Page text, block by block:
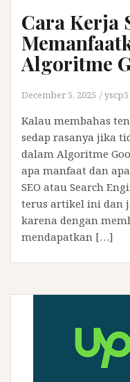
Cara Kerja
Algoritme
December 5, 2025 yscp5
Kalau membahas
sedap rasanya jika
dalam Algoritme
apa manfaat dan
SEO atau Search
terus artikel ini dan
karena dengan
mendapatkan […]